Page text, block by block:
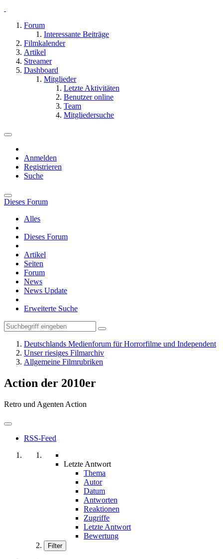
Forum
Interessante Beiträge
Filmkalender
Artikel
Streamer
Dashboard
Mitglieder
Letzte Aktivitäten
Benutzer online
Team
Mitgliedersuche
Anmelden
Registrieren
Suche
Dieses Forum
Alles
Dieses Forum
Artikel
Seiten
Forum
News
News Update
Erweiterte Suche
Deutschlands Medienforum für Horrorfilme und Independent
Unser riesiges Filmarchiv
Allgemeine Filmrubriken
Action der 2010er
Retro und Agenten Action
RSS-Feed
Letzte Antwort
Thema
Autor
Datum
Antworten
Reaktionen
Zugriffe
Letzte Antwort
Bewertung
Filter